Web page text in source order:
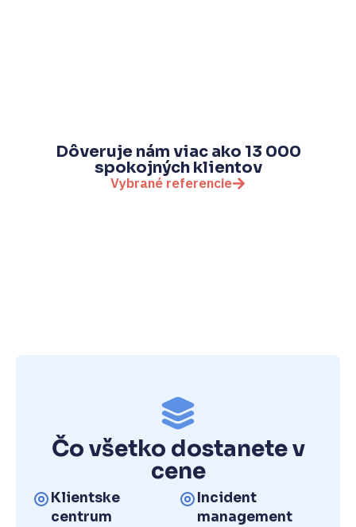
Dôveruje nám viac ako 13 000
spokojných klientov
Vybrané referencie
Čo všetko dostanete v
cene
Klientske
centrum
Incident
management